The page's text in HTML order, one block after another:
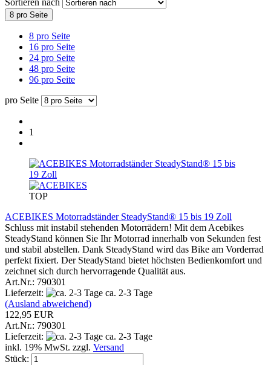
Sortieren nach
8 pro Seite
8 pro Seite
16 pro Seite
24 pro Seite
48 pro Seite
96 pro Seite
pro Seite
1
TOP
ACEBIKES Motorradständer SteadyStand® 15 bis 19 Zoll
Schluss mit instabil stehenden Motorrädern! Mit dem Acebikes
SteadyStand können Sie Ihr Motorrad innerhalb von Sekunden fest
und stabil abstellen. Dank SteadyStand wird das Bike am Vorderrad
perfekt fixiert. Der SteadyStand bietet höchsten Bedienkomfort und
zeichnet sich durch hervorragende Qualität aus.
Art.Nr.: 790301
Lieferzeit:
ca. 2-3 Tage
(Ausland abweichend)
122,95 EUR
Art.Nr.: 790301
Lieferzeit:
ca. 2-3 Tage
inkl. 19% MwSt. zzgl. Versand
Stück: